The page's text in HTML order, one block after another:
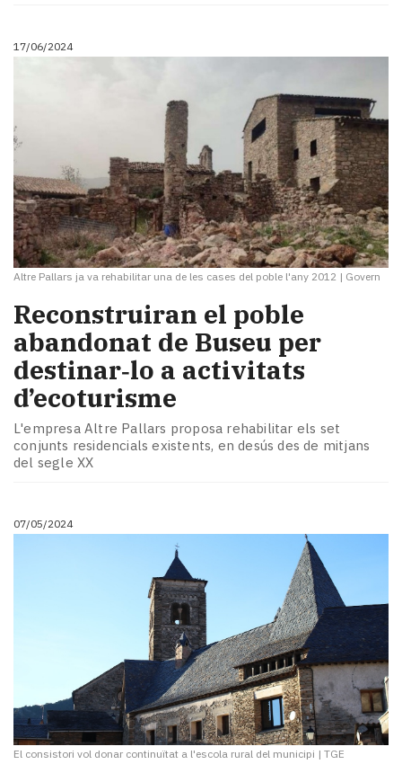
17/06/2024
Altre Pallars ja va rehabilitar una de les cases del poble l'any 2012 | Govern
Reconstruiran el poble
abandonat de Buseu per
destinar‑lo a activitats
d’ecoturisme
L'empresa Altre Pallars proposa rehabilitar els set
conjunts residencials existents, en desús des de mitjans
del segle XX
07/05/2024
El consistori vol donar continuïtat a l'escola rural del municipi | TGE